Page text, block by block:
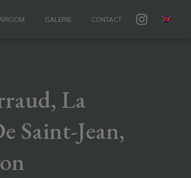
GALERIE CONTACT
La
Saint-Jean,